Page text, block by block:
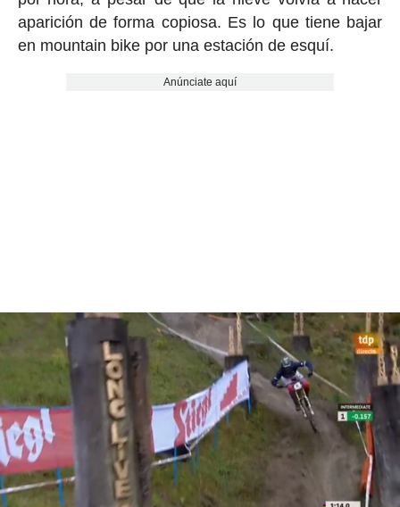
aparición de forma copiosa. Es lo que tiene bajar
en mountain bike por una estación de esquí.
Anúnciate aquí